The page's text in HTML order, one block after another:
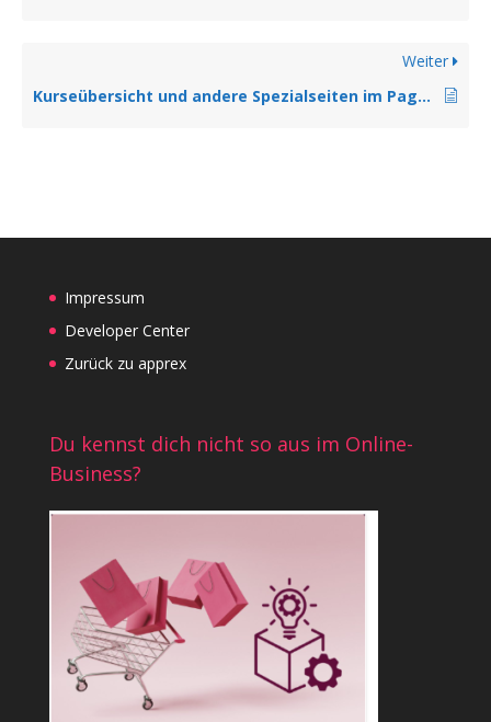
Weiter
Kurseübersicht und andere Spezialseiten im Pagebuilder gestalten
Impressum
Developer Center
Zurück zu apprex
Du kennst dich nicht so aus im Online-
Business?